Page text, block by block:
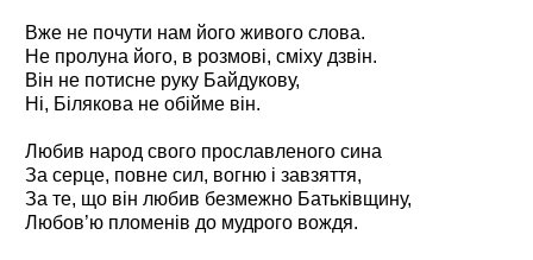
Вже не почути нам його живого слова.
Не пролуна його, в розмові, сміху дзвін.
Він не потисне руку Байдукову,
Ні, Білякова не обійме він.
Любив народ свого прославленого сина
За серце, повне сил, вогню і завзяття,
За те, що він любив безмежно Батьківщину,
Любов’ю пломенів до мудрого вождя.